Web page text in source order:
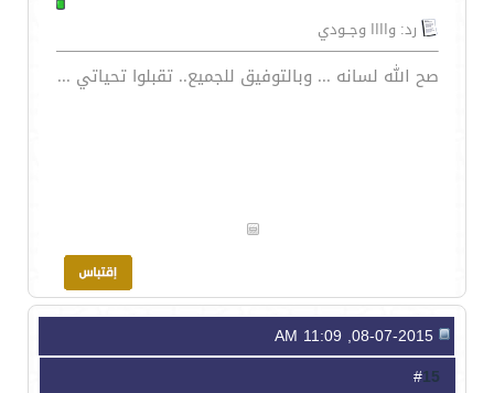
رد: واااا وجــودي
صح الله لسانه ... وبالتوفيق للجميع.. تقبلوا تحياتي ...
15